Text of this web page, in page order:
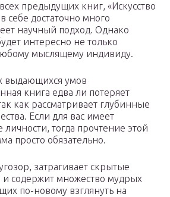
предыдущих книг, «Искусство
себе достаточно много
научный подход. Однако
интересно не только
мыслящему индивиду.
выдающихся умов
книга едва ли потеряет
как рассматривает глубинные
Если для вас имеет
тогда прочтение этой
просто обязательно.
затрагивает скрытые
содержит множество мудрых
по-новому взглянуть на